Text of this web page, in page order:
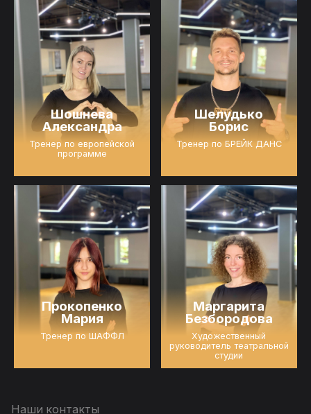
Шошнева
Александра
Тренер по европейской
программе
Шелудько
Борис
Тренер по БРЕЙК ДАНС
Прокопенко
Мария
Тренер по ШАФФЛ
Маргарита
Безбородова
Художественный
руководитель театральной
студии
Наши контакты